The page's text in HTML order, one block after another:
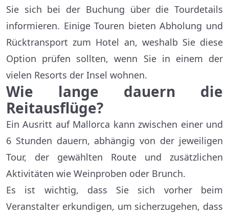
Sie sich bei der Buchung über die Tourdetails
informieren. Einige Touren bieten Abholung und
Rücktransport zum Hotel an, weshalb Sie diese
Option prüfen sollten, wenn Sie in einem der
vielen Resorts der Insel wohnen.
Wie lange dauern die
Reitausflüge?
Ein Ausritt auf Mallorca kann zwischen einer und
6 Stunden dauern, abhängig von der jeweiligen
Tour, der gewählten Route und zusätzlichen
Aktivitäten wie Weinproben oder Brunch.
Es ist wichtig, dass Sie sich vorher beim
Veranstalter erkundigen, um sicherzugehen, dass